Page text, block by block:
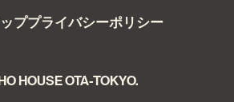
ププライバシーポリシー
HOUSE OTA-TOKYO.